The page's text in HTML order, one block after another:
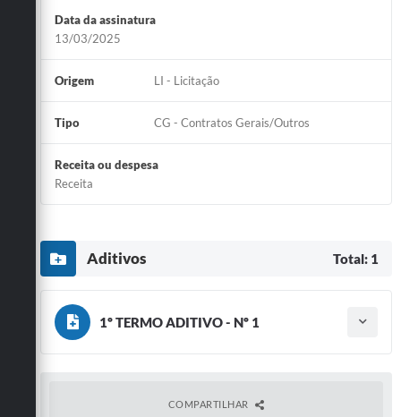
Data da assinatura
13/03/2025
Origem LI - Licitação
Tipo CG - Contratos Gerais/Outros
Receita ou despesa
Receita
Aditivos Total: 1
1º TERMO ADITIVO - Nº 1
Tipo do termo: Termo Aditivo
Vigência: 13/03/2027COMPARTILHAR